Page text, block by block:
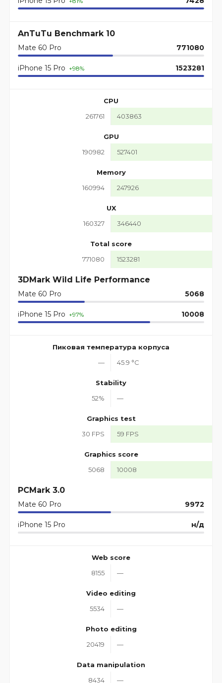
AnTuTu Benchmark 10
Mate 60 Pro 771080
iPhone 15 Pro +98% 1523281
CPU
261761
403863
GPU
190982
527401
Memory
160994
247926
UX
160327
346440
Total score
771080
1523281
3DMark Wild Life Performance
Mate 60 Pro 5068
iPhone 15 Pro +97% 10008
Пиковая температура корпуса
—
45.9 °C
Stability
52%
—
Graphics test
30 FPS
59 FPS
Graphics score
5068
10008
PCMark 3.0
Mate 60 Pro 9972
iPhone 15 Pro н/д
Web score
8155
—
Video editing
5534
—
Photo editing
20419
—
Data manipulation
8434
—